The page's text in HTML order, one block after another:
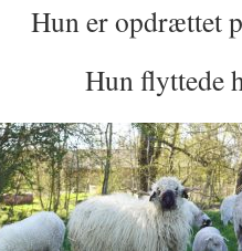
Hun er opdrættet
Hun flyttede